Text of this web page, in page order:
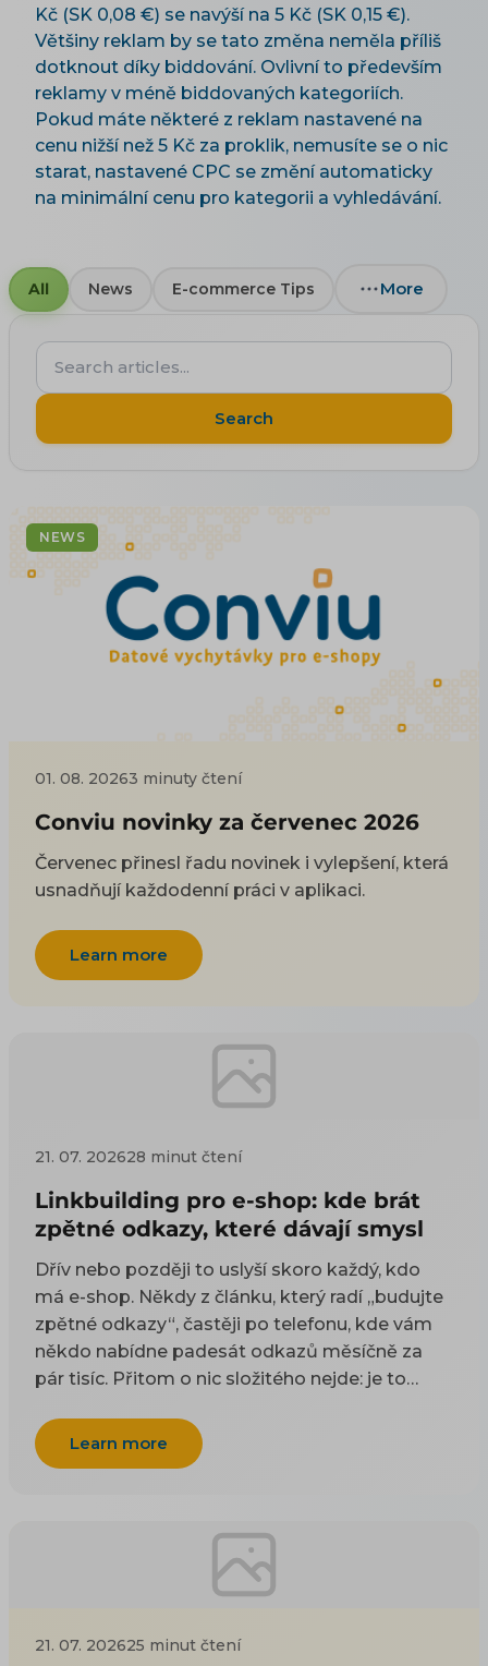
Kč (SK 0,08 €) se navýší na 5 Kč (SK 0,15 €).
Většiny reklam by se tato změna neměla příliš
dotknout díky biddování. Ovlivní to především
reklamy v méně biddovaných kategoriích.
Pokud máte některé z reklam nastavené na
cenu nižší než 5 Kč za proklik, nemusíte se o nic
starat, nastavené CPC se změní automaticky
na minimální cenu pro kategorii a vyhledávání.
All News E-commerce Tips More
Search
articles...
Search
NEWS
01. 08. 20263 minuty čtení
Conviu novinky za červenec 2026
Červenec přinesl řadu novinek i vylepšení, která
usnadňují každodenní práci v aplikaci.
Learn more
21. 07. 202628 minut čtení
Linkbuilding pro e-shop: kde brát
zpětné odkazy, které dávají smysl
Dřív nebo později to uslyší skoro každý, kdo
má e-shop. Někdy z článku, který radí „budujte
zpětné odkazy“, častěji po telefonu, kde vám
někdo nabídne padesát odkazů měsíčně za
pár tisíc. Přitom o nic složitého nejde: je to
odkazy odjakživa bere jako doporučení — čím
víc důvěryhodných webů na vás ukazuje, tím
si to začnete zjišťovat, najdete dva druhy rad a
ani jeden vám nepomůže. Návody psané pro
blogery poradí, ať napíšete skvělý článek, na
neprodáváte články, ale kotle nebo dětské
Learn more
21. 07. 202625 minut čtení